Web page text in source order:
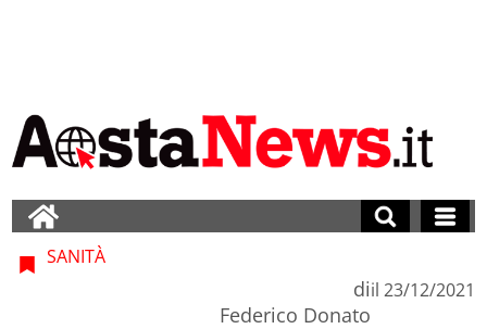
SANITÀ
di
Federico Donato
il 23/12/2021